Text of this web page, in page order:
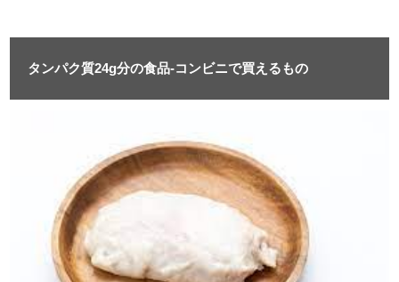
タンパク質24g分の食品-コンビニで買えるもの